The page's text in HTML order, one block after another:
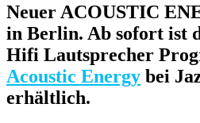
Neuer ACOUSTIC
in Berlin. Ab sofort ist
Hifi Lautsprecher
Acoustic Energy bei
erhältlich.